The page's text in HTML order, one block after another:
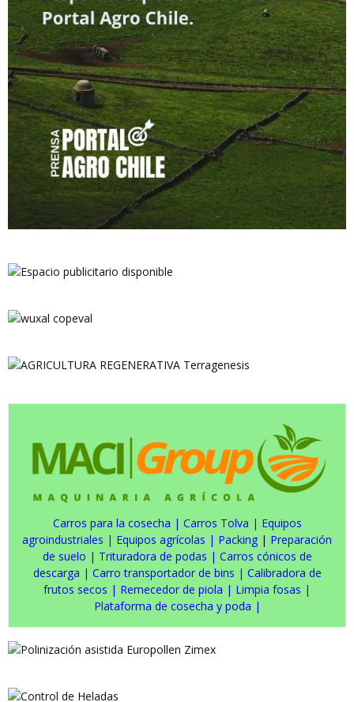
Carros para la cosecha | Carros Tolva | Equipos
agroindustriales | Equipos agrícolas | Packing | Preparación
de suelo | Trituradora de podas | Carros cónicos de
descarga | Carro transportador de bins | Calibradora de
frutos secos | Remecedor de piola | Limpia fosas |
Plataforma de cosecha y poda |